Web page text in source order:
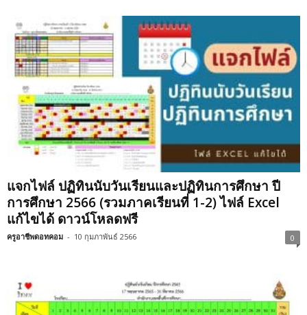
แจกไฟล์ ปฏิทินนับวันเรียนและปฏิทินการศึกษา ปี
การศึกษา 2566 (รวมภาคเรียนที่ 1-2) ไฟล์ Excel
แก้ไขได้ ดาวน์โหลดฟรี
ครูอาชีพดอทคอม - 10 กุมภาพันธ์ 2566 0